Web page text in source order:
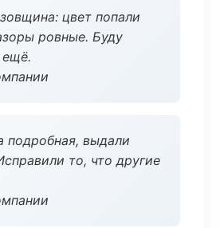
цвет попали
ровные. Буду
ещё.
подробная, выдали
то, что другие